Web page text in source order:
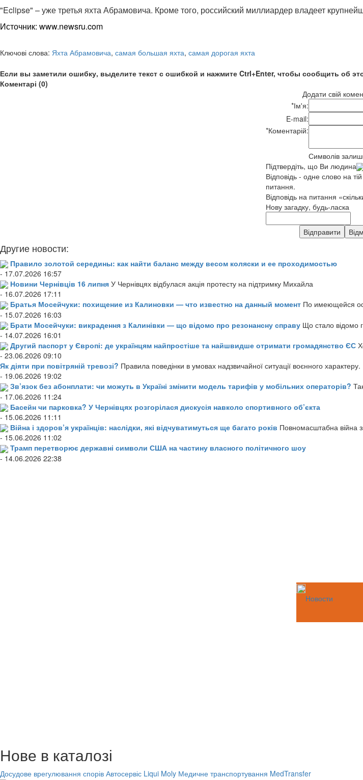
"Eclipse" – уже третья яхта Абрамовича. Кроме того, российский миллиардер владеет
Источник: www.newsru.com
Ключові слова: Яхта Абрамовича, самая большая яхта, самая дорогая яхта
Если вы заметили ошибку, выделите текст с ошибкой и нажмите Ctrl+Enter, чтобы сообщить об
Коментарі (0)
Додати свій
*Ім'я:
E-mail:
*Коментарій:
Символів
Підтвердіть, що Ви людина
Відповідь - одне слово на
питання.
Відповідь на питання
Нову загадку, будь-ласка
Другие новости:
Правило золотой середины: как найти баланс между весом коляски и ее проходимостью
- 17.07.2026 16:57
Новини Чернівців 16 липня У Чернівцях відбулася акція протесту на підтримку Михайла
- 16.07.2026 17:11
Братья Мосейчуки: похищение из Калиновки — что известно на данный момент По имеющейся
- 15.07.2026 16:03
Брати Мосейчуки: викрадення з Калинівки — що відомо про резонансну справу Що стало відомо
- 14.07.2026 16:01
Другий паспорт у Європі: де українцям найпростіше та найшвидше отримати громадянство ЄС
- 23.06.2026 09:10
Як діяти при повітряній тревозі? Правила поведінки в умовах надзвичайної ситуації воєнного характеру.
- 19.06.2026 19:02
Зв’язок без абонплати: чи можуть в Україні змінити модель тарифів у мобільних операторів?
- 17.06.2026 11:24
Басейн чи парковка? У Чернівцях розгорілася дискусія навколо спортивного об’єкта
- 15.06.2026 11:11
Війна і здоров’я українців: наслідки, які відчуватимуться ще багато років Повномасштабна війна
- 15.06.2026 11:02
Трамп перетворює державні символи США на частину власного політичного шоу
- 14.06.2026 22:38
Новости
Нове в каталозі
Досудове врегулювання спорів Автосервіс Liqui Moly Медичне транспортування MedTransfer